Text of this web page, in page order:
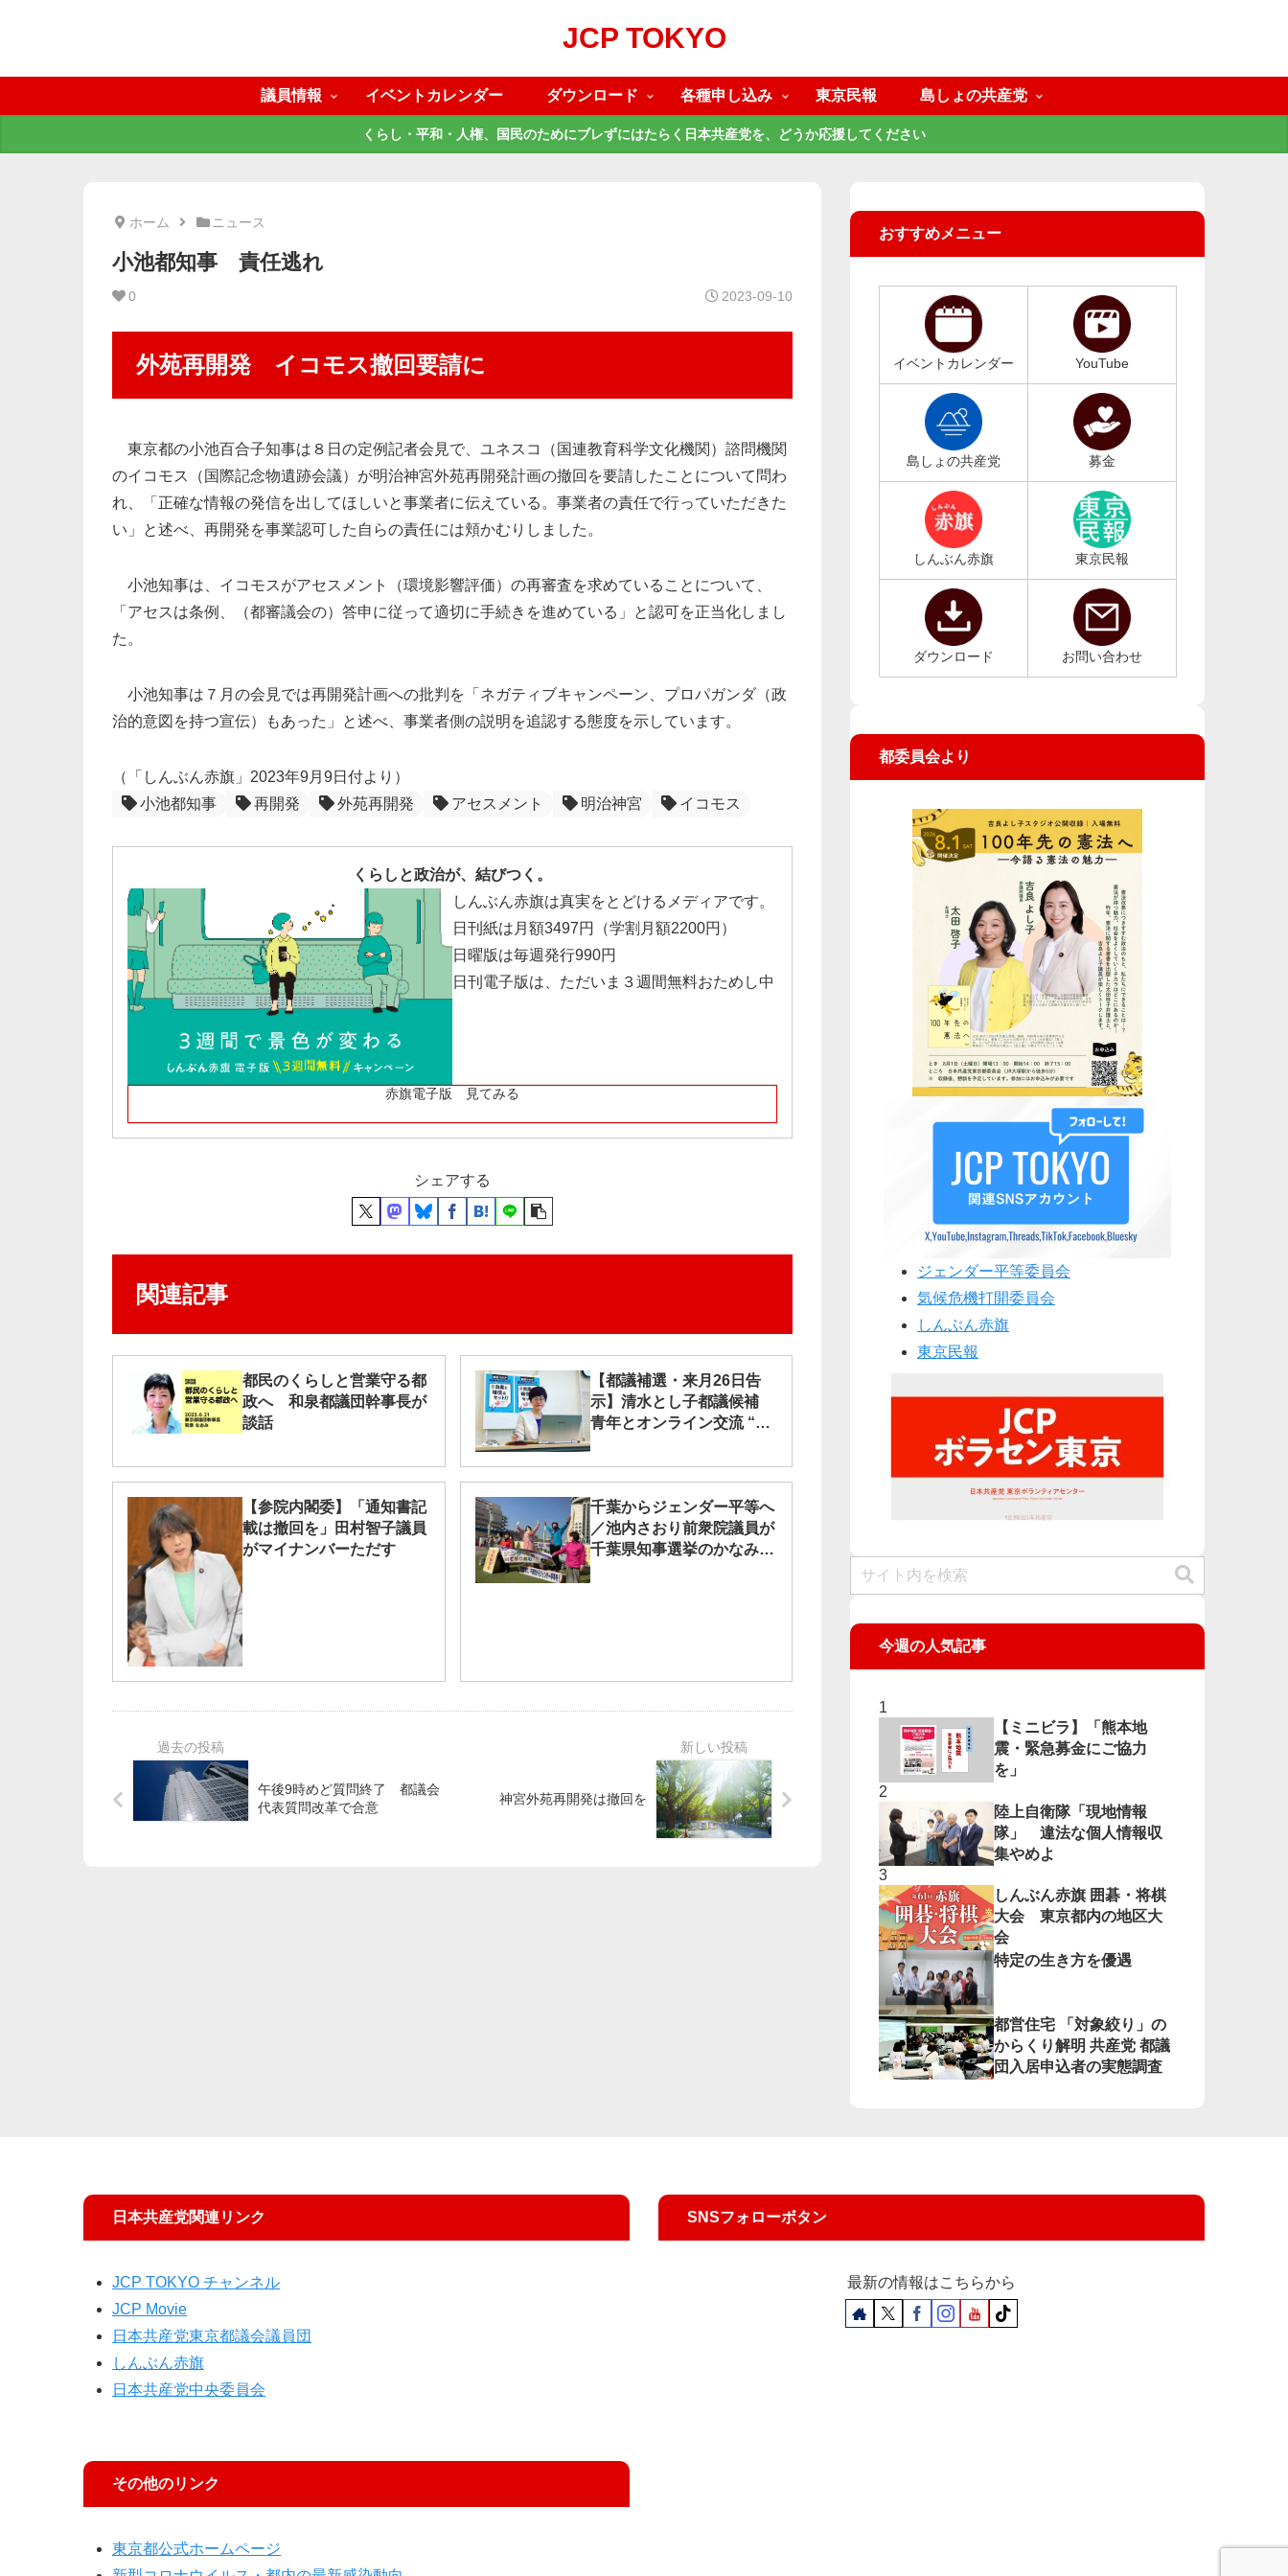
JCP TOKYO
議員情報 イベントカレンダー ダウンロード 各種申し込み 東京民報 島しょの共産党
くらし・平和・人権、国民のためにブレずにはたらく日本共産党を、どうか応援してください
ホーム ニュース
小池都知事 責任逃れ
0 2023-09-10
外苑再開発 イコモス撤回要請に
東京都の小池百合子知事は８日の定例記者会見で、ユネスコ（国連教育科学文化機関）諮問機関
のイコモス（国際記念物遺跡会議）が明治神宮外苑再開発計画の撤回を要請したことについて問わ
れ、「正確な情報の発信を出してほしいと事業者に伝えている。事業者の責任で行っていただきた
い」と述べ、再開発を事業認可した自らの責任には頬かむりしました。
小池知事は、イコモスがアセスメント（環境影響評価）の再審査を求めていることについて、
「アセスは条例、（都審議会の）答申に従って適切に手続きを進めている」と認可を正当化しまし
た。
小池知事は７月の会見では再開発計画への批判を「ネガティブキャンペーン、プロパガンダ（政
治的意図を持つ宣伝）もあった」と述べ、事業者側の説明を追認する態度を示しています。
（「しんぶん赤旗」2023年9月9日付より）
小池都知事
再開発 外苑再開発 アセスメント 明治神宮 イコモス
くらしと政治が、結びつく。
しんぶん赤旗は真実をとどけるメディアです。
日刊紙は月額3497円（学割月額2200円）
日曜版は毎週発行990円
日刊電子版は、ただいま３週間無料おためし中
赤旗電子版 見てみる
シェアする
関連記事
都民のくらしと営業守る都
政へ 和泉都議団幹事長が
談話
【都議補選・来月26日告
示】清水とし子都議候補
青年とオンライン交流 “命
最優先の政治つくろう”
【参院内閣委】「通知書記
載は撤回を」田村智子議員
がマイナンバーただす
千葉からジェンダー平等へ
／池内さおり前衆院議員が
千葉県知事選挙のかなみつ
理恵候補を応援
午後9時めど質問終了 都議会
代表質問改革で合意
神宮外苑再開発は撤回を
おすすめメニュー
イベントカレンダー YouTube
島しょの共産党 募金
しんぶん赤旗 東京民報
ダウンロード お問い合わせ
都委員会より
ジェンダー平等委員会
気候危機打開委員会
しんぶん赤旗
東京民報
今週の人気記事
【ミニビラ】「熊本地
震・緊急募金にご協力
を」
陸上自衛隊「現地情報
隊」 違法な個人情報収
集やめよ
しんぶん赤旗 囲碁・将棋
大会 東京都内の地区大
会
特定の生き方を優遇
都営住宅 「対象絞り」の
からくり解明 共産党 都議
団入居申込者の実態調査
日本共産党関連リンク
JCP TOKYO チャンネル
JCP Movie
日本共産党東京都議会議員団
しんぶん赤旗
日本共産党中央委員会
その他のリンク
東京都公式ホームページ
SNSフォローボタン
最新の情報はこちらから